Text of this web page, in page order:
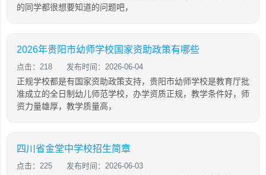
的同学都很想要知道的问题吧，
2026年贵阳市幼师学校国家资助政策有哪些
点击：218 发布时间：2026-06-04
正规学校都是有国家资助政策支持，贵阳市幼师学校是教育厅批
准成立的全日制幼儿师范学校，办学资质正规，教学条件好，师
资力量雄厚，教学质量高，
四川省金堂中学校招生简章
点击：225 发布时间：2026-06-03